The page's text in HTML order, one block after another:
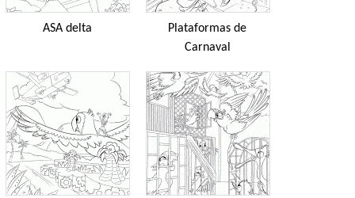
ASA delta
Plataformas de
Carnaval